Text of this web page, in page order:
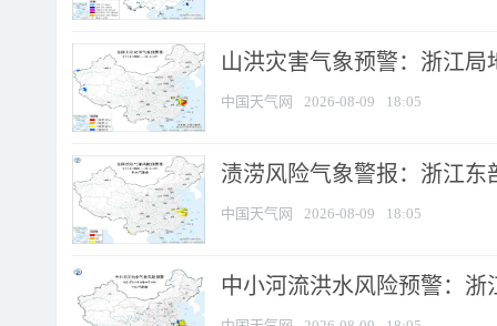
山洪灾害气象预警：浙江
中国天气网 2026-08-09 18:05
渍涝风险气象警报：浙江
中国天气网 2026-08-09 18:05
中小河流洪水风险预警：